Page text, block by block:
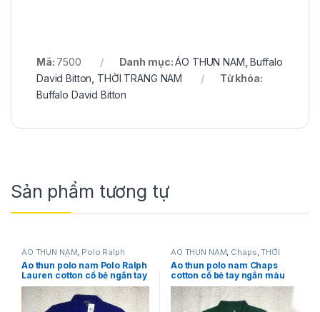
Mã: 7500 Danh mục:ÁO THUN NAM ,Buffalo
David Bitton THỜI TRANG NAM
Từ khóa:
Buffalo David Bitton
Sản phẩm tương tự
ÁO THUN NAM, Polo Ralph
Lauren THỜI TRANG NAM
Áo thun polo nam Polo Ralph
Lauren cotton cổ bẻ ngắn tay
màu xanh dương size L hàng
mỹ chính hãng
ÁO THUN NAM, Chaps,THỜI
TRANG NAM
Áo thun polo nam Chaps
cotton cổ bẻ tay ngắn màu
xanh nước biển size L